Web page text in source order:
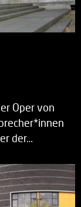
Oper von
der…